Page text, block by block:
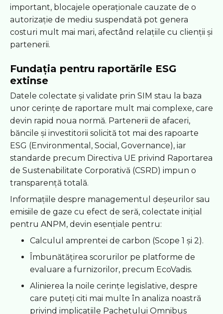
important, blocajele operaționale cauzate de o
autorizație de mediu suspendată pot genera
costuri mult mai mari, afectând relațiile cu clienții și
partenerii.
Fundația pentru raportările ESG
extinse
Datele colectate și validate prin SIM stau la baza
unor cerințe de raportare mult mai complexe, care
devin rapid noua normă. Partenerii de afaceri,
băncile și investitorii solicită tot mai des rapoarte
ESG (Environmental, Social, Governance), iar
standarde precum Directiva UE privind Raportarea
de Sustenabilitate Corporativă (CSRD) impun o
transparență totală.
Informațiile despre managementul deșeurilor sau
emisiile de gaze cu efect de seră, colectate inițial
pentru ANPM, devin esențiale pentru:
Calculul amprentei de carbon (Scope 1 și 2).
Îmbunătățirea scorurilor pe platforme de
evaluare a furnizorilor, precum EcoVadis.
Alinierea la noile cerințe legislative, despre
care puteți citi mai multe în analiza noastră
privind implicațiile Pachetului Omnibus